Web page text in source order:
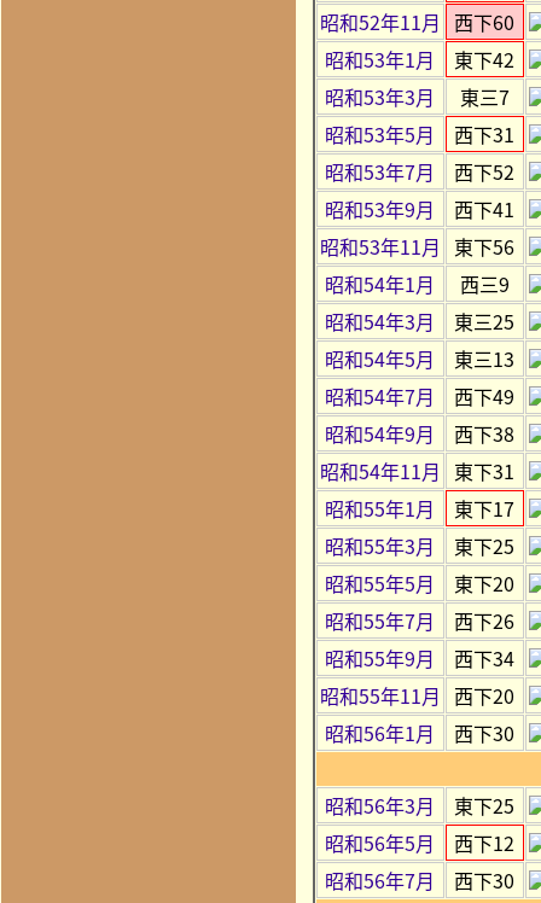
昭和52年11月 西下60
昭和53年1月
東下42
昭和53年3月
東三7
昭和53年5月
西下31
昭和53年7月
西下52
昭和53年9月
西下41
昭和53年11月 東下56
昭和54年1月
西三9
昭和54年3月
東三25
昭和54年5月
東三13
昭和54年7月
西下49
昭和54年9月
西下38
昭和54年11月 東下31
昭和55年1月
東下17
昭和55年3月
東下25
昭和55年5月
東下20
昭和55年7月
西下26
昭和55年9月
西下34
昭和55年11月 西下20
昭和56年1月
西下30
昭和56年3月
東下25
昭和56年5月
西下12
昭和56年7月
西下30